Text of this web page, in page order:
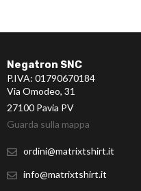
Negatron SNC
P.IVA: 01790670184
Via Omodeo, 31
27100 Pavia PV
Guarda sulla mappa
ordini@matrixtshirt.it
info@matrixtshirt.it